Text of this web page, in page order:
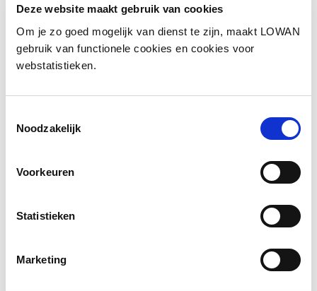
Deze website maakt gebruik van cookies
Om je zo goed mogelijk van dienst te zijn, maakt LOWAN
gebruik van functionele cookies en cookies voor
webstatistieken.
Noodzakelijk
Voorkeuren
Statistieken
Marketing
Informatie
Auteur(s): Wanda Polak
Jaar van uitgave:
Download onderzoek